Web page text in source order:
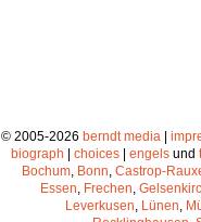
© 2005-2026 berndt media|
biograph
choices engels und
Bochum, Bonn, Castrop-
Essen, Frechen,
Leverkusen, Lünen,